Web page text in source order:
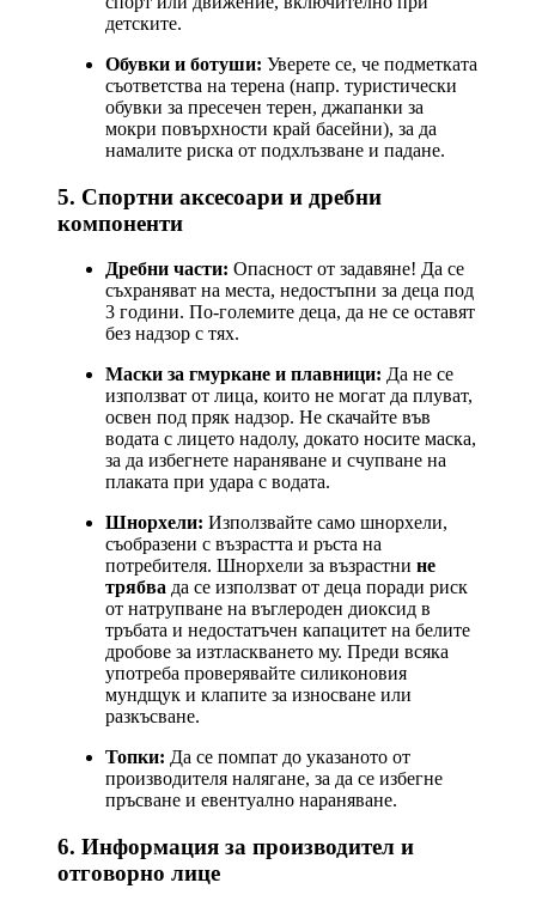
детските.
Обувки и ботуши: Уверете се, че подметката
съответства на терена (напр. туристически
обувки за пресечен терен, джапанки за
мокри повърхности край басейни), за да
намалите риска от подхлъзване и падане.
5. Спортни аксесоари и дребни
компоненти
Дребни части: Опасност от задавяне! Да се
съхраняват на места, недостъпни за деца под
3 години. По-големите деца, да не се оставят
без надзор с тях.
Маски за гмуркане и плавници: Да не се
използват от лица, които не могат да плуват,
освен под пряк надзор. Не скачайте във
водата с лицето надолу, докато носите маска,
за да избегнете нараняване и счупване на
плаката при удара с водата.
Шнорхели: Използвайте само шнорхели,
съобразени с възрастта и ръста на
потребителя. Шнорхели за възрастни не
трябва да се използват от деца поради риск
от натрупване на въглероден диоксид в
тръбата и недостатъчен капацитет на белите
дробове за изтласкването му. Преди всяка
употреба проверявайте силиконовия
мундщук и клапите за износване или
разкъсване.
Топки: Да се помпат до указаното от
производителя налягане, за да се избегне
пръсване и евентуално нараняване.
6. Информация за производител и
отговорно лице